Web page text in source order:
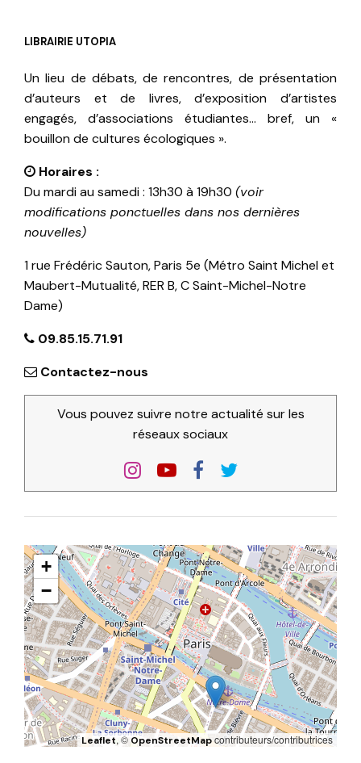
LIBRAIRIE UTOPIA
Un lieu de débats, de rencontres, de présentation
d’auteurs et de livres, d’exposition d’artistes
engagés, d’associations étudiantes… bref, un «
bouillon de cultures écologiques ».
Horaires :
Du mardi au samedi : 13h30 à 19h30 (voir
modifications ponctuelles dans nos dernières
nouvelles)
1 rue Frédéric Sauton, Paris 5e (Métro Saint Michel et
Maubert-Mutualité, RER B, C Saint-Michel-Notre
Dame)
09.85.15.71.91
Contactez-nous
Vous pouvez suivre notre actualité sur les
réseaux sociaux
+
−
Leaflet, ©OpenStreetMapcontributeurs/contributrices